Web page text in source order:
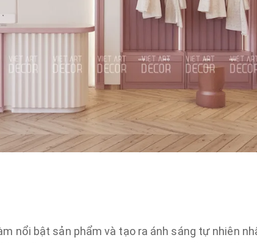
nổi bật sản phẩm và tạo ra ánh sáng tự nhiên